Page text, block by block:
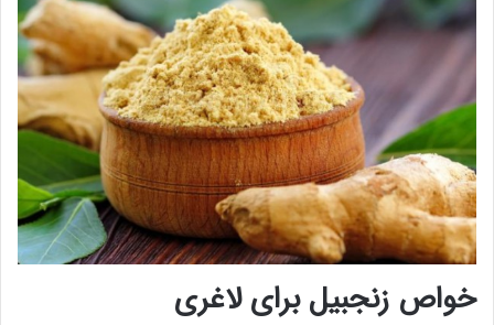
خواص زنجبیل برای لاغری